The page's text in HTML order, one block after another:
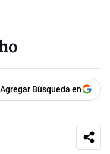
Agregar Búsqueda en